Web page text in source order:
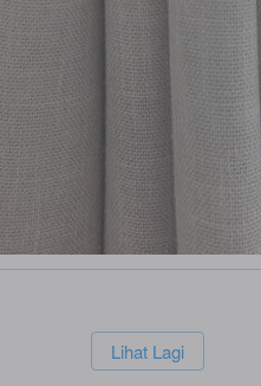
`Lihat Lagi